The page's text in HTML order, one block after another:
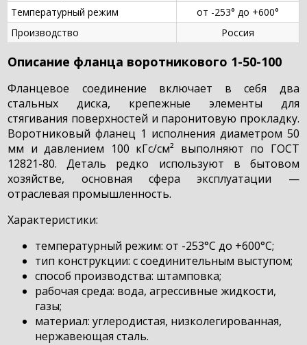
Температурный режим
от -253° до +600°
Производство
Россия
Описание фланца воротникового 1-50-100
Фланцевое соединение включает в себя два
стальных диска, крепежные элементы для
стягивания поверхностей и паронитовую прокладку.
Воротниковый фланец 1 исполнения диаметром 50
мм и давлением 100 кГс/см² выполняют по ГОСТ
12821-80. Деталь редко используют в бытовом
хозяйстве, основная сфера эксплуатации —
отраслевая промышленность.
Характеристики:
температурный режим: от -253°С до +600°С;
тип конструкции: с соединительным выступом;
способ производства: штамповка;
рабочая среда: вода, агрессивные жидкости,
газы;
материал: углеродистая, низколегированная,
нержавеющая сталь.